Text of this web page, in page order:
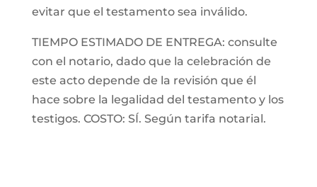
evitar que el testamento sea inválido.
TIEMPO ESTIMADO DE ENTREGA: consulte
con el notario, dado que la celebración de
este acto depende de la revisión que él
hace sobre la legalidad del testamento y los
testigos. COSTO: SÍ. Según tarifa notarial.